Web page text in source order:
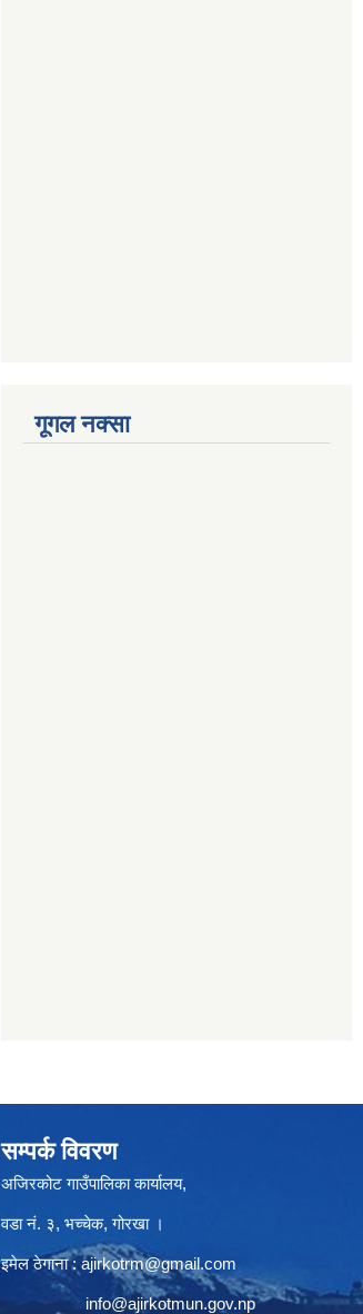
गूगल नक्सा
सम्पर्क विवरण
अजिरकोट गाउँपालिका कार्यालय,
वडा नं. ३, भच्चेक, गोरखा ।
इमेल ठेगाना : ajirkotrm@gmail.com
info@ajirkotmun.gov.np